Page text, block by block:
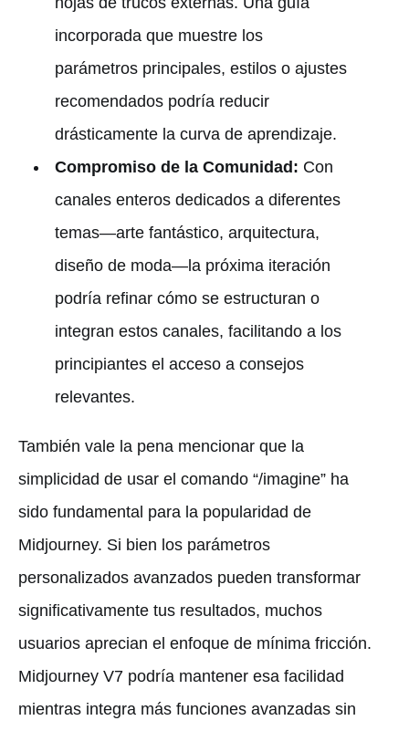
incorporada que muestre los
parámetros principales, estilos o ajustes
recomendados podría reducir
drásticamente la curva de aprendizaje.
Compromiso de la Comunidad: Con
canales enteros dedicados a diferentes
temas—arte fantástico, arquitectura,
diseño de moda—la próxima iteración
podría refinar cómo se estructuran o
integran estos canales, facilitando a los
principiantes el acceso a consejos
relevantes.
También vale la pena mencionar que la
simplicidad de usar el comando “/imagine” ha
sido fundamental para la popularidad de
Midjourney. Si bien los parámetros
personalizados avanzados pueden transformar
significativamente tus resultados, muchos
usuarios aprecian el enfoque de mínima fricción.
Midjourney V7 podría mantener esa facilidad
mientras integra más funciones avanzadas sin